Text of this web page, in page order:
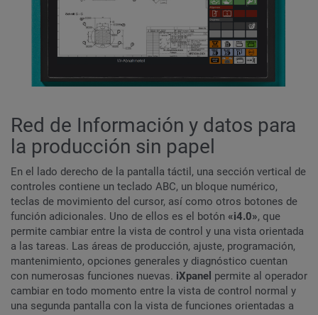
Red de Información y datos para
la producción sin papel
En el lado derecho de la pantalla táctil, una sección vertical de
controles contiene un teclado ABC, un bloque numérico,
teclas de movimiento del cursor, así como otros botones de
función adicionales. Uno de ellos es el botón «i4.0», que
permite cambiar entre la vista de control y una vista orientada
a las tareas. Las áreas de producción, ajuste, programación,
mantenimiento, opciones generales y diagnóstico cuentan
con numerosas funciones nuevas. iXpanel permite al operador
cambiar en todo momento entre la vista de control normal y
una segunda pantalla con la vista de funciones orientadas a